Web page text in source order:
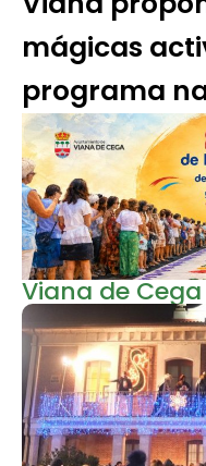
mágicas
programa
Viana de Cega